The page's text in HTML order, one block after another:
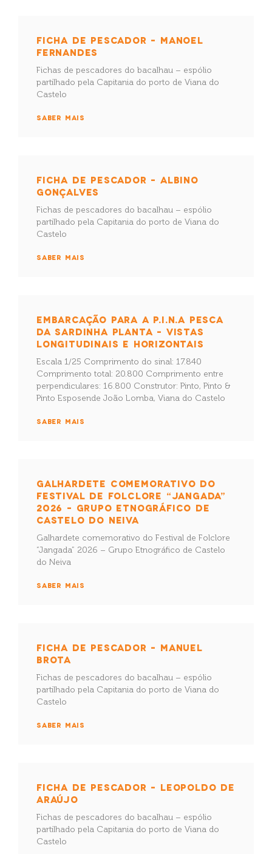
FICHA DE PESCADOR – MANOEL
FERNANDES
Fichas de pescadores do bacalhau – espólio
partilhado pela Capitania do porto de Viana do
Castelo
SABER MAIS
FICHA DE PESCADOR – ALBINO
GONÇALVES
Fichas de pescadores do bacalhau – espólio
partilhado pela Capitania do porto de Viana do
Castelo
SABER MAIS
EMBARCAÇÃO PARA A P.I.N.A PESCA
DA SARDINHA PLANTA – VISTAS
LONGITUDINAIS E HORIZONTAIS
Escala 1/25 Comprimento do sinal: 17.840
Comprimento total: 20.800 Comprimento entre
perpendiculares: 16.800 Construtor: Pinto, Pinto &
Pinto Esposende João Lomba, Viana do Castelo
SABER MAIS
GALHARDETE COMEMORATIVO DO
FESTIVAL DE FOLCLORE “JANGADA”
2026 – GRUPO ETNOGRÁFICO DE
CASTELO DO NEIVA
Galhardete comemorativo do Festival de Folclore
“Jangada” 2026 – Grupo Etnográfico de Castelo
do Neiva
SABER MAIS
FICHA DE PESCADOR – MANUEL
BROTA
Fichas de pescadores do bacalhau – espólio
partilhado pela Capitania do porto de Viana do
Castelo
SABER MAIS
FICHA DE PESCADOR – LEOPOLDO DE
ARAÚJO
Fichas de pescadores do bacalhau – espólio
partilhado pela Capitania do porto de Viana do
Castelo